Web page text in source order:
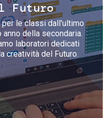
Futuro
le classi dall'ultimo
della secondaria.
laboratori dedicati
creatività del Futuro.